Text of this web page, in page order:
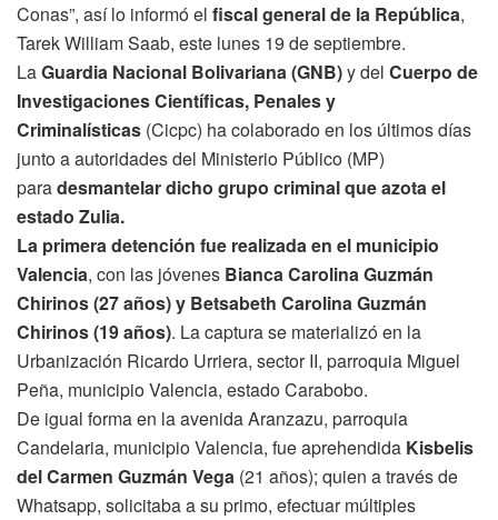
Conas”, así lo informó el fiscal general de la República,
Tarek William Saab, este lunes 19 de septiembre.
LaGuardia Nacional Bolivariana (GNB)y del Cuerpo de
Investigaciones Científicas, Penales y
Criminalísticas (Cicpc) ha colaborado en los últimos días
junto a autoridades del Ministerio Público (MP)
paradesmantelar dicho grupo criminal que azota el
estado Zulia.
La primera detención fue realizada en el municipio
Valencia, con las jóvenes Bianca Carolina Guzmán
Chirinos (27 años) y Betsabeth Carolina Guzmán
Chirinos (19 años). La captura se materializó en la
Urbanización Ricardo Urriera, sector II, parroquia Miguel
Peña, municipio Valencia, estado Carabobo.
De igual forma en la avenida Aranzazu, parroquia
Candelaria, municipio Valencia, fue aprehendida Kisbelis
del Carmen Guzmán Vega (21 años); quien a través de
Whatsapp, solicitaba a su primo, efectuar múltiples